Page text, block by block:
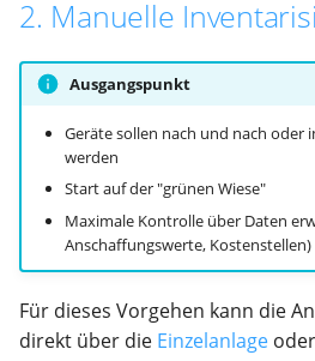
Verwaltung
Output Management
Personal
Benutzereinstellungen
Hilfe
Personal
Benachrichtigungen
Service Portal
API
Migration
2. Manuelle
Ausgangspunkt
Geräte sollen nach und nach oder
werden
Start auf der "grünen Wiese"
Maximale Kontrolle über Daten
Anschaffungswerte, Kostenstellen)
Für dieses Vorgehen kann die
direkt über die Einzelanlage